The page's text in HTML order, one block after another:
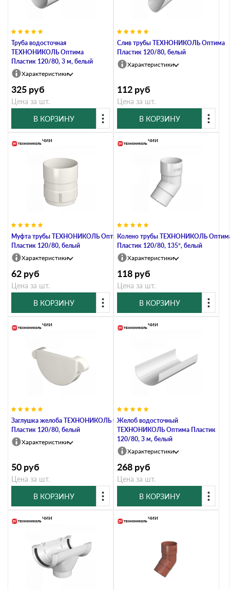
Труба водосточная
ТЕХНОНИКОЛЬ Оптима
Пластик 120/80, 3 м, белый
Характеристики
325 руб
Цена за шт.
В КОРЗИНУ
Слив трубы ТЕХНОНИКОЛЬ Оптима
Пластик 120/80, белый
Характеристики
112 руб
Цена за шт.
В КОРЗИНУ
Муфта трубы ТЕХНОНИКОЛЬ Оптима
Пластик 120/80, белый
В наличии
Характеристики
62 руб
Цена за шт.
В КОРЗИНУ
Колено трубы ТЕХНОНИКОЛЬ
Пластик 120/80, 135°, белый
В наличии
Характеристики
118 руб
Цена за шт.
В КОРЗИНУ
Заглушка желоба ТЕХНОНИКОЛЬ Оптима
Пластик 120/80, белый
В наличии
Характеристики
50 руб
Цена за шт.
В КОРЗИНУ
Желоб водосточный
ТЕХНОНИКОЛЬ Оптима Пластик
120/80, 3 м, белый
В наличии
Характеристики
268 руб
Цена за шт.
В КОРЗИНУ
В наличии В наличии